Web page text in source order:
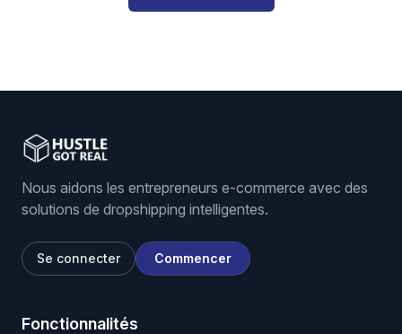
Nous aidons les entrepreneurs e-commerce avec des
solutions de dropshipping intelligentes.
Se connecter Commencer
Fonctionnalités